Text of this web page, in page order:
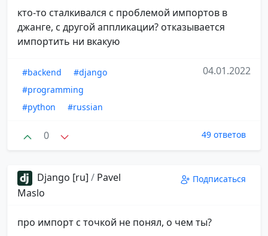
кто-то сталкивался с проблемой импортов в
джанге, с другой аппликации? отказывается
импортить ни вкакую
#backend
#django
#programming
#python
#russian
04.01.2022
0 49 ответов
Django [ru] / Pavel
Maslo
Подписаться
про импорт с точкой не понял, о чем ты?